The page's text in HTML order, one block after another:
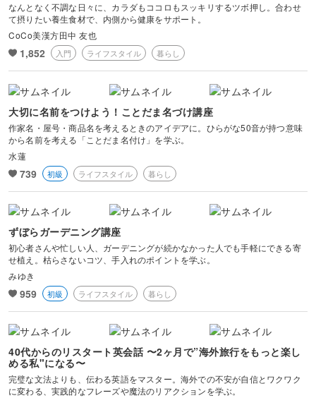
なんとなく不調な日々に、カラダもココロもスッキリするツボ押し。合わせ
て摂りたい養生食材で、内側から健康をサポート。
CoCo美漢方田中 友也
1,852 入門 ライフスタイル 暮らし
大切に名前をつけよう！ことだま名づけ講座
作家名・屋号・商品名を考えるときのアイデアに。ひらがな50音が持つ意味
から名前を考える「ことだま名付け」を学ぶ。
水蓮
739 初級 ライフスタイル 暮らし
ずぼらガーデニング講座
初心者さんや忙しい人、ガーデニングが続かなかった人でも手軽にできる寄
せ植え。枯らさないコツ、手入れのポイントを学ぶ。
みゆき
959 初級 ライフスタイル 暮らし
40代からのリスタート英会話 〜2ヶ月で”海外旅行をもっと楽し
める私"になる〜
完璧な文法よりも、伝わる英語をマスター。海外での不安が自信とワクワク
に変わる、実践的なフレーズや魔法のリアクションを学ぶ。